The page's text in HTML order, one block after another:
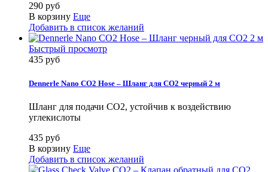
290 руб
В корзину Еще
Добавить в список желаний
Быстрый просмотр
435 руб
Dennerle Nano CO2 Hose – Шланг для СО2 черный 2 м
Шланг для подачи CO2, устойчив к воздействию
углекислоты
435 руб
В корзину Еще
Добавить в список желаний